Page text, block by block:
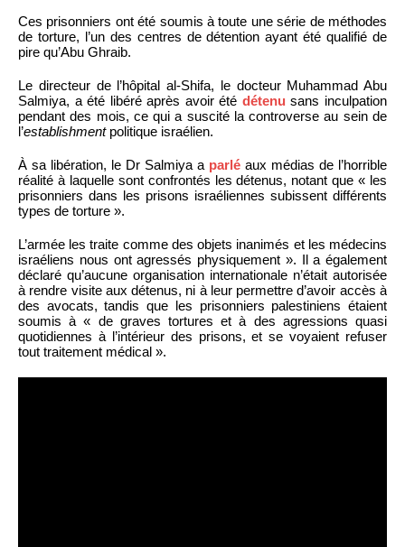
Ces prisonniers ont été soumis à toute une série de méthodes
de torture, l’un des centres de détention ayant été qualifié de
pire qu’Abu Ghraib.
Le directeur de l’hôpital al-Shifa, le docteur Muhammad Abu
Salmiya, a été libéré après avoir été détenu sans inculpation
pendant des mois, ce qui a suscité la controverse au sein de
l’establishmentpolitique israélien.
À sa libération, le Dr Salmiya a parlé aux médias de l’horrible
réalité à laquelle sont confrontés les détenus, notant que « les
prisonniers dans les prisons israéliennes subissent différents
types de torture ».
L’armée les traite comme des objets inanimés et les médecins
israéliens nous ont agressés physiquement ». Il a également
déclaré qu’aucune organisation internationale n’était autorisée
à rendre visite aux détenus, ni à leur permettre d’avoir accès à
des avocats, tandis que les prisonniers palestiniens étaient
soumis à « de graves tortures et à des agressions quasi
quotidiennes à l’intérieur des prisons, et se voyaient refuser
tout traitement médical ».